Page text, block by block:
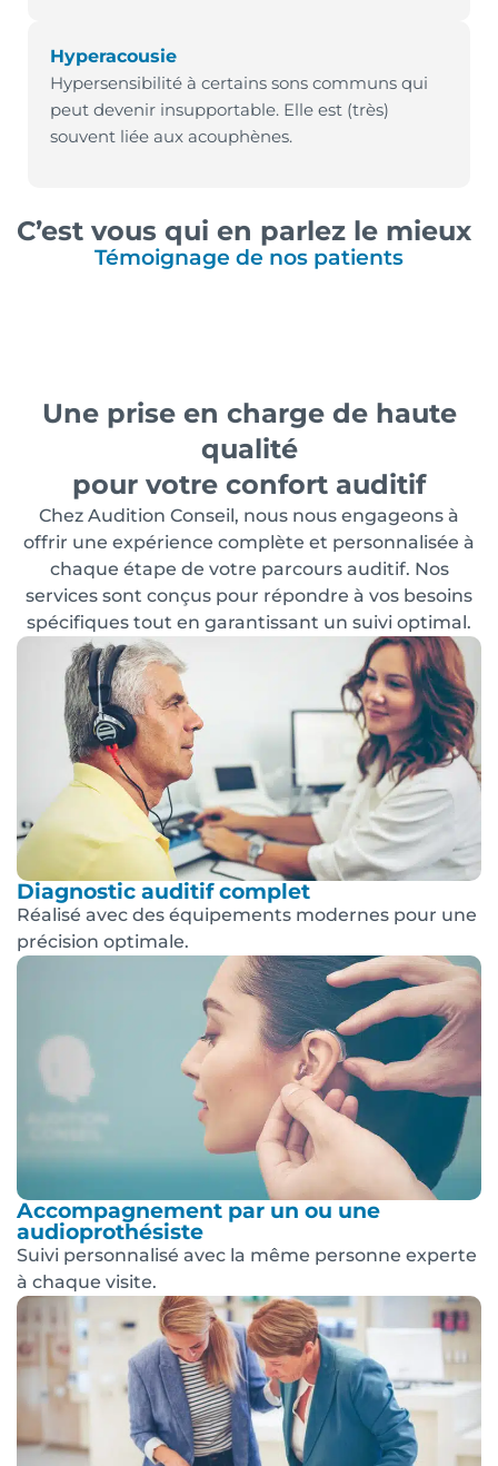
Hyperacousie
Hypersensibilité à certains sons communs qui
peut devenir insupportable. Elle est (très)
souvent liée aux acouphènes.
C’est vous qui en parlez le mieux
Témoignage de nos patients
Une prise en charge de haute
qualité
pour votre confort auditif
Chez Audition Conseil, nous nous engageons à
offrir une expérience complète et personnalisée à
chaque étape de votre parcours auditif. Nos
services sont conçus pour répondre à vos besoins
spécifiques tout en garantissant un suivi optimal.
Diagnostic auditif complet
Réalisé avec des équipements modernes pour une
précision optimale.
Accompagnement par un ou une
audioprothésiste
Suivi personnalisé avec la même personne experte
à chaque visite.